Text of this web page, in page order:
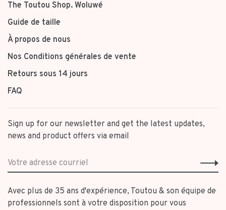
The Toutou Shop. Woluwé
Guide de taille
À propos de nous
Nos Conditions générales de vente
Retours sous 14 jours
FAQ
Sign up for our newsletter and get the latest updates,
news and product offers via email
Avec plus de 35 ans d'expérience, Toutou & son équipe de
professionnels sont à votre disposition pour vous